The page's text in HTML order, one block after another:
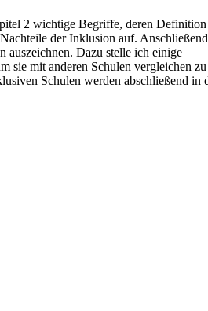
2 wichtige Begriffe, deren Definition
der Inklusion auf. Anschließend
auszeichnen. Dazu stelle ich einige
sie mit anderen Schulen vergleichen zu
Schulen werden abschließend in